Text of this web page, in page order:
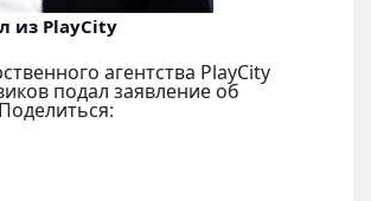
из PlayCity
агентства PlayCity
подал заявление об